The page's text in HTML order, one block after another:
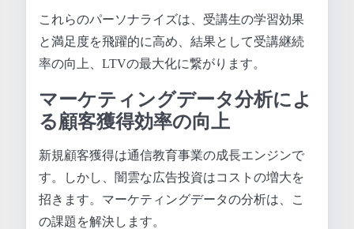
これらのパーソナライズは、受講生の学習効果
と満足度を飛躍的に高め、結果として受講継続
率の向上、LTVの最大化に繋がります。
マーケティングデータ分析によ
る顧客獲得効率の向上
新規顧客獲得は通信教育事業の成長エンジンで
す。しかし、闇雲な広告投資はコストの増大を
招きます。マーケティングデータの分析は、こ
の課題を解決します。